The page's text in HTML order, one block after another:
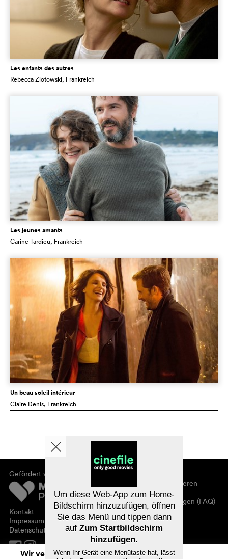
Les enfants des autres
Rebecca Zlotowski, Frankreich
Les jeunes amants
Carine Tardieu, Frankreich
Un beau soleil intérieur
Claire Denis, Frankreich
Gefördert von
Kontakt
Impressum
Datenschutz
Registrieren/abonnieren
Newsletter
Häufig gestellte Fragen (FAQ)
Gutscheine
Wir verwenden Cookies. Mit dem
Um diese Web-App zum Home-
Bildschirm hinzuzufügen, öffnen
Sie das Menü und tippen dann
auf Zum Startbildschirm
hinzufügen.
Wenn Ihr Gerät eine Menütaste hat, lässt